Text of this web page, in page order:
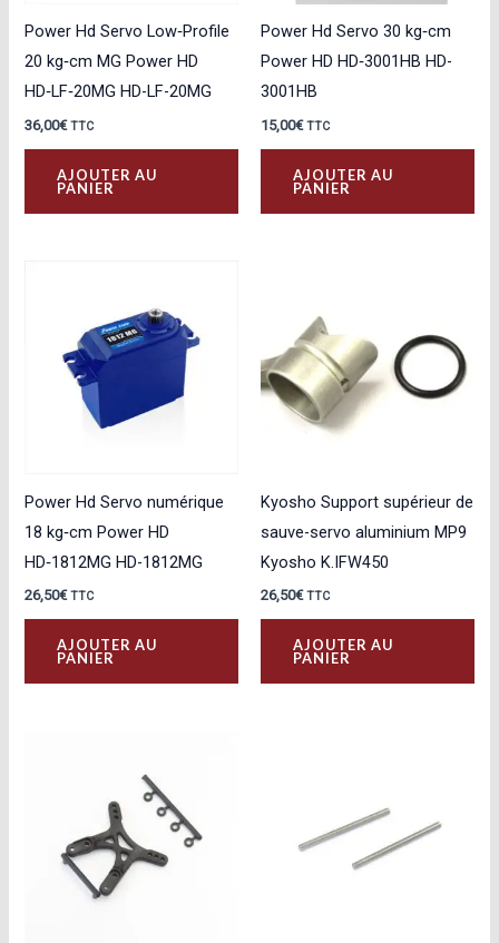
Power Hd Servo Low‑Profile
20 kg‑cm MG Power HD
HD‑LF‑20MG HD-LF-20MG
36,00€ TTC
AJOUTER AU
PANIER
Power Hd Servo 30 kg‑cm
Power HD HD‑3001HB HD-
3001HB
15,00€ TTC
AJOUTER AU
PANIER
Power Hd Servo numérique
18 kg‑cm Power HD
HD‑1812MG HD-1812MG
26,50€ TTC
AJOUTER AU
PANIER
Kyosho Support supérieur de
sauve-servo aluminium MP9
Kyosho K.IFW450
26,50€ TTC
AJOUTER AU
PANIER